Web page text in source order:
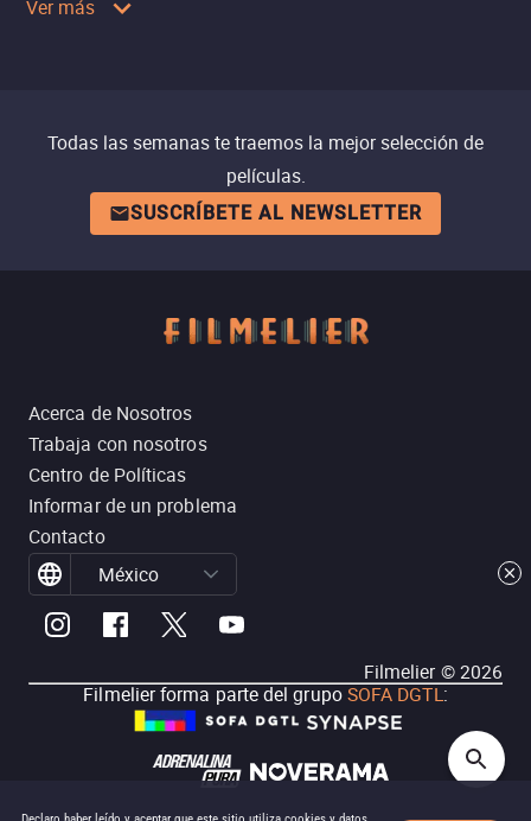
Ver más
Todas las semanas te traemos la mejor selección de
películas.
SUSCRÍBETE AL NEWSLETTER
Acerca de Nosotros
Trabaja con nosotros
Centro de Políticas
Informar de un problema
Contacto
México
Filmelier ©2026
Filmelier forma parte del grupoSOFA DGTL: